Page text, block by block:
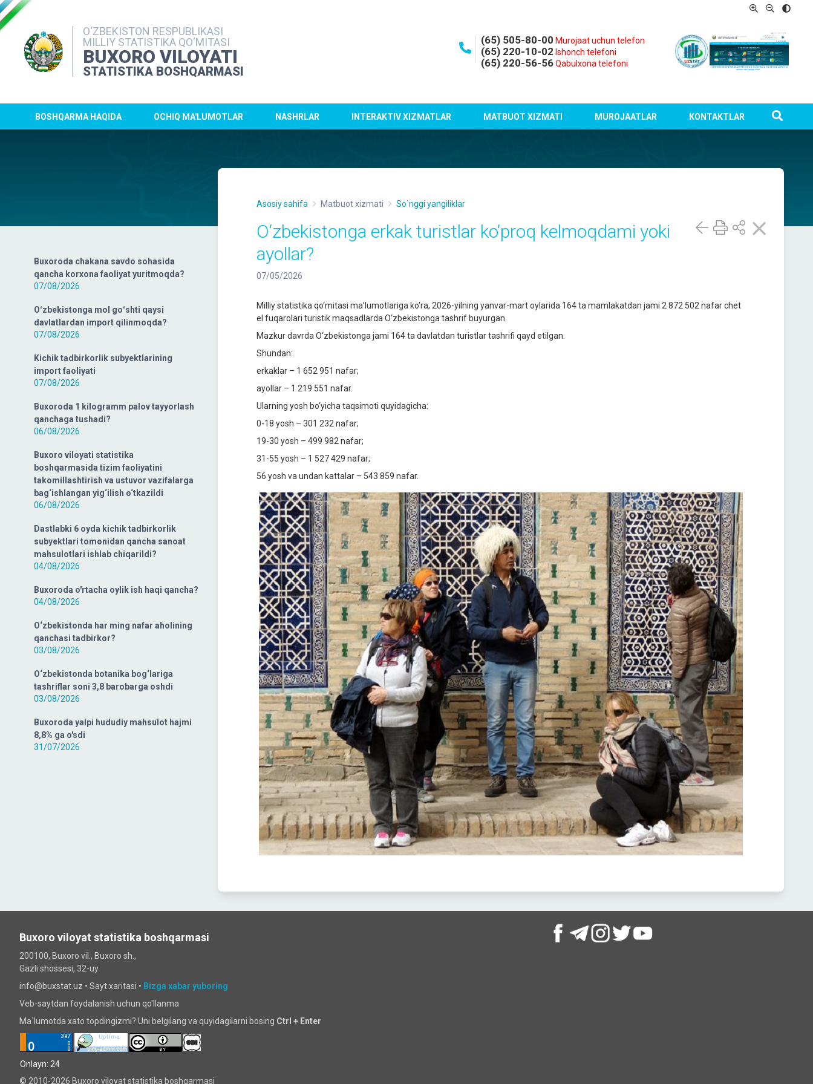
O‘ZBEKISTON RESPUBLIKASI
MILLIY STATISTIKA QO‘MITASI
BUXORO VILOYATI
STATISTIKA BOSHQARMASI
(65) 505-80-00 Murojaat uchun telefon
(65) 220-10-02 Ishonch telefoni
(65) 220-56-56 Qabulxona telefoni
BOSHQARMA HAQIDA OCHIQ MA'LUMOTLAR NASHRLAR INTERAKTIV XIZMATLAR MATBUOT XIZMATI MUROJAATLAR KONTAKTLAR
Buxoroda chakana savdo sohasida
qancha korxona faoliyat yuritmoqda?
07/08/2026
Oʻzbekistonga mol goʻshti qaysi
davlatlardan import qilinmoqda?
07/08/2026
Kichik tadbirkorlik subyektlarining
import faoliyati
07/08/2026
Buxoroda 1 kilogramm palov tayyorlash
qanchaga tushadi?
06/08/2026
Buxoro viloyati statistika
boshqarmasida tizim faoliyatini
takomillashtirish va ustuvor vazifalarga
bag‘ishlangan yig‘ilish o‘tkazildi
06/08/2026
Dastlabki 6 oyda kichik tadbirkorlik
subyektlari tomonidan qancha sanoat
mahsulotlari ishlab chiqarildi?
04/08/2026
Buxoroda o'rtacha oylik ish haqi qancha?
04/08/2026
O‘zbekistonda har ming nafar aholining
qanchasi tadbirkor?
03/08/2026
O‘zbekistonda botanika bog‘lariga
tashriflar soni 3,8 barobarga oshdi
03/08/2026
Buxoroda yalpi hududiy mahsulot hajmi
8,8% ga o'sdi
31/07/2026
Asosiy sahifa Matbuot xizmati So`nggi yangiliklar
O‘zbekistonga erkak turistlar ko‘proq kelmoqdami yoki
ayollar?
07/05/2026
Milliy statistika qo‘mitasi ma’lumotlariga ko‘ra, 2026-yilning yanvar-mart oylarida 164 ta mamlakatdan jami 2 872 502 nafar chet
el fuqarolari turistik maqsadlarda O‘zbekistonga tashrif buyurgan.
Mazkur davrda O‘zbekistonga jami 164 ta davlatdan turistlar tashrifi qayd etilgan.
Shundan:
erkaklar – 1 652 951 nafar;
ayollar – 1 219 551 nafar.
Ularning yosh bo‘yicha taqsimoti quyidagicha:
0-18 yosh – 301 232 nafar;
19-30 yosh – 499 982 nafar;
31-55 yosh – 1 527 429 nafar;
56 yosh va undan kattalar – 543 859 nafar.
Buxoro viloyat statistika boshqarmasi
200100, Buxoro vil., Buxoro sh.,
Gazli shossesi, 32-uy
info@buxstat.uz • Sayt xaritasi • Bizga xabar yuboring
Veb-saytdan foydalanish uchun qo'llanma
Ma`lumotda xato topdingizmi? Uni belgilang va quyidagilarni bosing Ctrl + Enter
Onlayn: 24
© 2010-2026 Buxoro viloyat statistika boshqarmasi